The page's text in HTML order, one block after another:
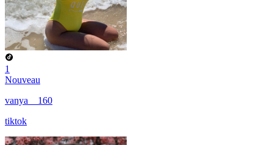
1
Nouveau
vanya__160
tiktok